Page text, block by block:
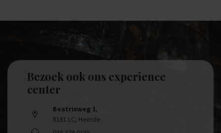
Bezoek ook ons experience
center
Beatrixweg 1,
8181 LC, Heerde